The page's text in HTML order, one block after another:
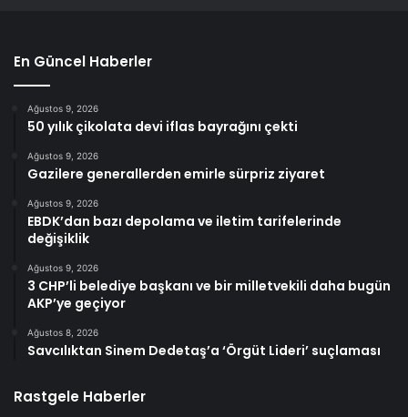
En Güncel Haberler
Ağustos 9, 2026
50 yılık çikolata devi iflas bayrağını çekti
Ağustos 9, 2026
Gazilere generallerden emirle sürpriz ziyaret
Ağustos 9, 2026
EBDK’dan bazı depolama ve iletim tarifelerinde
değişiklik
Ağustos 9, 2026
3 CHP’li belediye başkanı ve bir milletvekili daha bugün
AKP’ye geçiyor
Ağustos 8, 2026
Savcılıktan Sinem Dedetaş’a ‘Örgüt Lideri’ suçlaması
Rastgele Haberler